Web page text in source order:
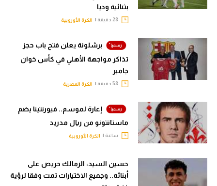
بثنائية وديا
الكرة الأوروبية
برشلونة يعلن فتح باب حجز
تذاكر مواجهة الأهلي في كأس خوان
جامبر
الكرة المصرية
إعارة لموسم.. فيورنتينا يضم
ماستانتونو من ريال مدريد
ساعة | الكرة الأوروبية
حسين السيد: الزمالك حريص على
أبنائه.. وجميع الاختيارات تمت وفقا لرؤية